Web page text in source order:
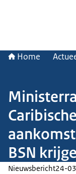
Home
BSN
Nieuwsbericht24-